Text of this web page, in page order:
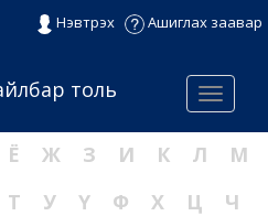
Нэвтрэх Ашиглах заавар
Menu
толь
Ё Ж З И К Л
М
Т У Ү Ф Х Ц
Ч